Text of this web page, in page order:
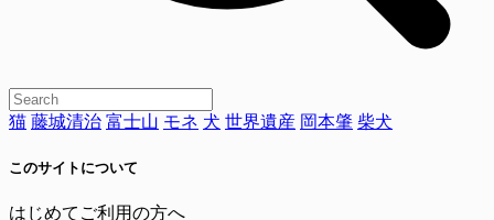
猫 藤城清治 富士山 モネ 犬 世界遺産 岡本肇 柴犬
このサイトについて
はじめてご利用の方へ